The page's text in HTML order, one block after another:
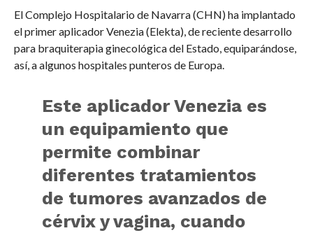
El Complejo Hospitalario de Navarra (CHN) ha implantado
el primer aplicador Venezia (Elekta), de reciente desarrollo
para braquiterapia ginecológica del Estado, equiparándose,
así, a algunos hospitales punteros de Europa.
Este aplicador Venezia es
un equipamiento que
permite combinar
diferentes tratamientos
de tumores avanzados de
cérvix y vagina, cuando